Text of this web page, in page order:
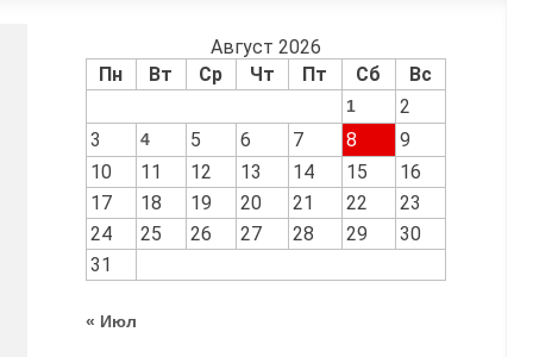
Август 2026
Пн
Вт Ср Чт Пт Сб Вс
1
2
3
4 5 6 7 8
9
10
11 12 13 14 15
16
17
18 19 20 21 22
23
24
25 26 27 28 29
30
31
« Июл